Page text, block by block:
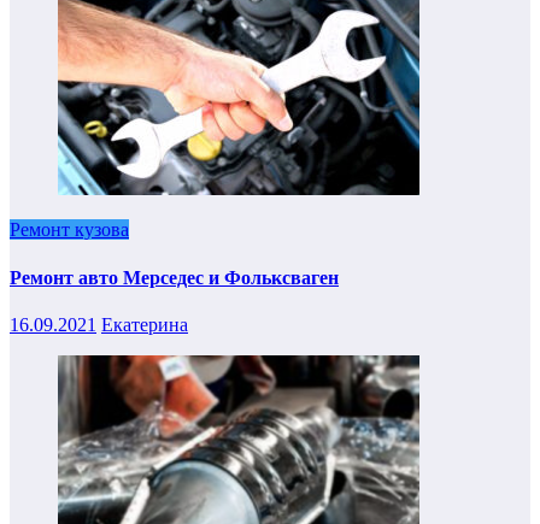
Ремонт кузова
Ремонт авто Мерседес и Фольксваген
16.09.2021 Екатерина